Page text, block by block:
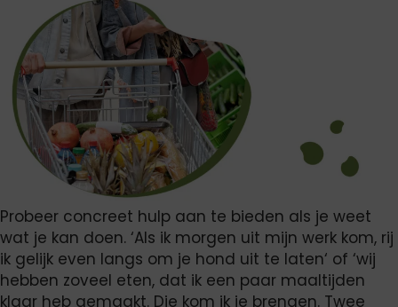
Probeer concreet hulp aan te bieden als je weet
wat je kan doen. ‘Als ik morgen uit mijn werk kom, rij
ik gelijk even langs om je hond uit te laten‘ of ‘wij
hebben zoveel eten, dat ik een paar maaltijden
klaar heb gemaakt. Die kom ik je brengen. Twee